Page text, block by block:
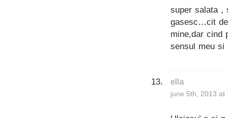
super salata ,
gasesc…cit
mine,dar cind
sensul meu si
ella
june 5th, 2013 at